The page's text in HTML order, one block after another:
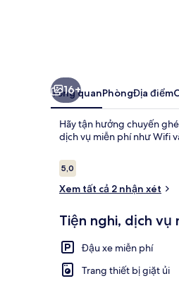
16+
Tổng quanPhòngĐịa điểm
Hãy tận hưởng chuyến
dịch vụ miễn phí như Wifi
Nhận
xét
5,05,0 trên 10,
Xem tất cả 2 nhận xét
Tiện nghi, dịch vụ
Đậu xe miễn phí
Trang thiết bị giặt ủi